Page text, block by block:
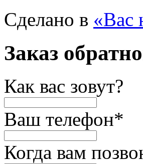
Сделано в «Вас
Заказ
Как вас зовут?
Ваш телефон*
Когда вам